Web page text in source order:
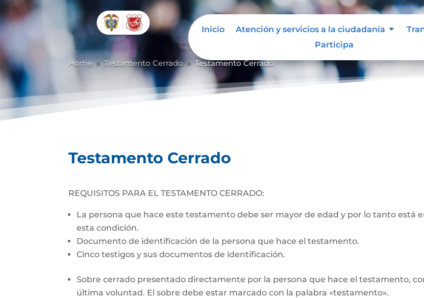
Abrir barra de herramientas
Inicio Atención y servicios a la ciudadanía
Participa
Home 9 Testamento Cerrado 9 Testamento Cerrado
Testamento Cerrado
REQUISITOS PARA EL TESTAMENTO CERRADO:
La persona que hace este testamento debe ser mayor de edad y por lo tanto está
esta condición.
Documento de identificación de la persona que hace el testamento.
Cinco testigos y sus documentos de identificación.
Sobre cerrado presentado directamente por la persona que hace el testamento,
última voluntad. El sobre debe estar marcado con la palabra «testamento».